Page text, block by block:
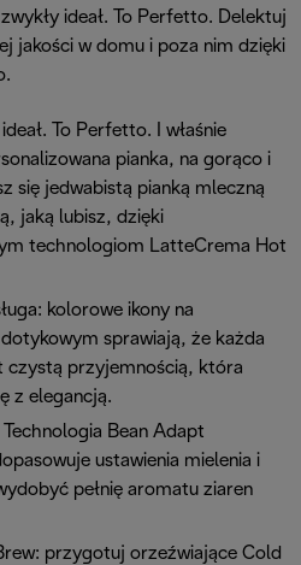
ideał. To Perfetto. Delektuj
jakości w domu i poza nim dzięki
ideał. To Perfetto. I właśnie
pianka, na gorąco i
się jedwabistą pianką mleczną
jaką lubisz, dzięki
technologiom LatteCrema Hot
kolorowe ikony na
sprawiają, że każda
czystą przyjemnością, która
z elegancją.
Bean Adapt
ustawienia mielenia i
pełnię aromatu ziaren
przygotuj orzeźwiające Cold